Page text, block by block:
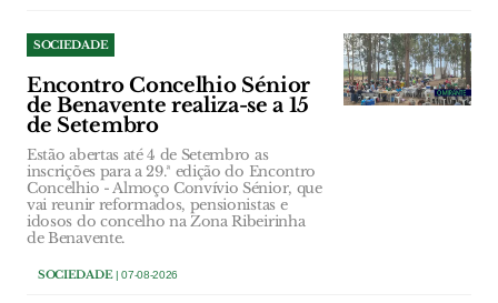
SOCIEDADE
Encontro Concelhio Sénior
de Benavente realiza-se a 15
de Setembro
Estão abertas até 4 de Setembro as
inscrições para a 29.ª edição do Encontro
Concelhio - Almoço Convívio Sénior, que
vai reunir reformados, pensionistas e
idosos do concelho na Zona Ribeirinha
de Benavente.
SOCIEDADE| 07-08-2026